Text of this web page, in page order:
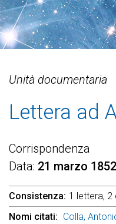
Unità documentaria
Lettera ad
Corrispondenza
Data 21 marzo 1852
Consistenza 1 lettera, 2
Nomi citati
Colla,